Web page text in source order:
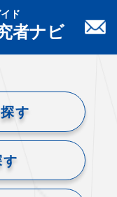
ド
者ナビ
す